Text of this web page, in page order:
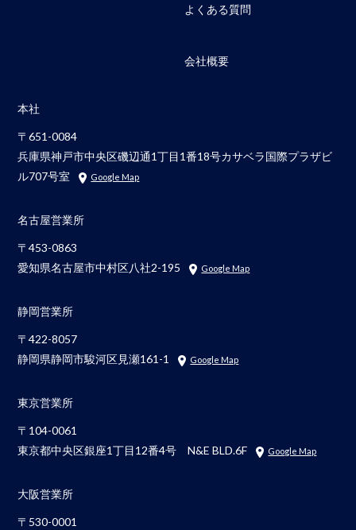
よくある質問
会社概要
本社
〒651-0084
兵庫県神戸市中央区磯辺通1丁目1番18号カサベラ国際プラザビ
ル707号室
Google Map
名古屋営業所
〒453-0863
愛知県名古屋市中村区八社2-195
Google Map
静岡営業所
〒422-8057
静岡県静岡市駿河区見瀬161-1
Google Map
東京営業所
〒104-0061
東京都中央区銀座1丁目12番4号 N&E BLD.6F
Google Map
大阪営業所
〒530-0001